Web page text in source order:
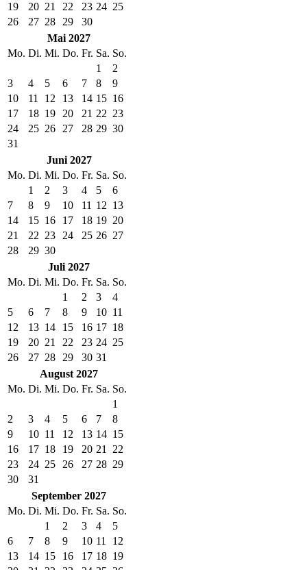
19
20 21 22 23 24 25
26
27 28 29
30
Mai 2027
Mo. Di. Mi. Do. Fr. Sa. So.
1
2
3
4 5 6 7 8
9
10
11 12 13 14 15 16
17
18 19 20 21 22 23
24
25 26 27 28 29 30
31
Juni 2027
Mo. Di. Mi. Do. Fr. Sa. So.
1
2 3 4 5
6
7
8 9 10 11 12 13
14
15 16 17 18 19 20
21
22 23 24 25 26 27
28
29 30
Juli 2027
Mo. Di. Mi. Do. Fr. Sa. So.
1
2 3
4
5
6 7 8 9 10 11
12
13 14 15 16 17 18
19
20 21 22 23 24 25
26
27 28 29 30 31
August 2027
Mo. Di. Mi. Do. Fr. Sa. So.
1
2
3 4 5 6 7
8
9
10 11 12 13 14 15
16
17 18 19 20 21
22
23
24 25 26 27 28 29
30
31
September 2027
Mo. Di. Mi. Do. Fr. Sa. So.
1
2 3 4
5
6
7 8 9 10 11
12
13
14 15 16 17 18 19